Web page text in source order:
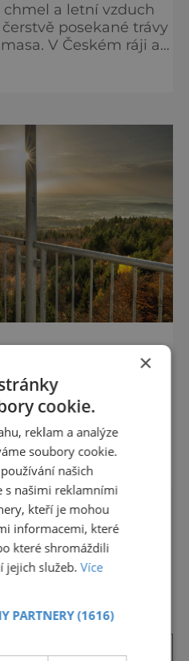
chmel a letní vzduch
posekané trávy
V Českém ráji a
proudem. Není to
patří nejen výhled,
ČECH Z
trochu jinak?
Rozhledny,
stromů vám
pohledy na řeky, lesy,
kde se projdete ve
na šu
›
×
cookie.
reklam a analýze
soubory cookie.
našich
s našimi reklamními
kteří je mohou
informacemi, které
které shromáždili
jejich služeb.Více
PARTNERY(1616)